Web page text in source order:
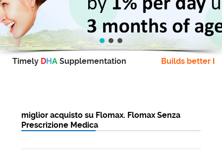
Timely DHA Supplementation Builds better
miglior acquisto su Flomax. Flomax Senza
Prescrizione Medica